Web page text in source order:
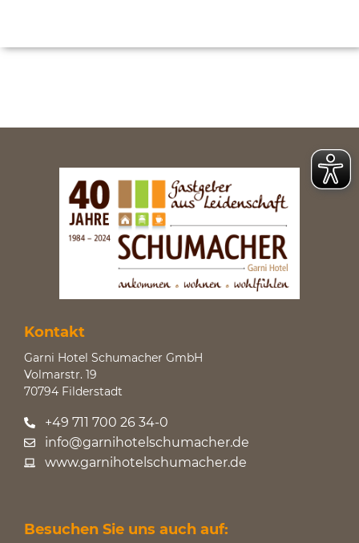
Kontakt
Garni Hotel Schumacher GmbH
Volmarstr. 19
70794 Filderstadt
+49 711 700 26 34-0
info@garnihotelschumacher.de
www.garnihotelschumacher.de
Besuchen Sie uns auch auf: